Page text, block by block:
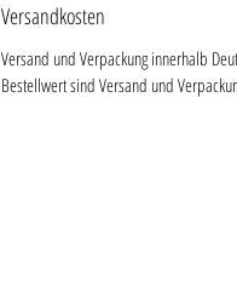
Versandkosten
Versand und Verpackung innerhalb
Bestellwert sind Versand und